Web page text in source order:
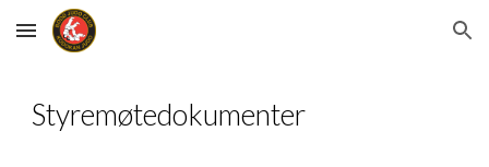
Skip to main content Skip to navigation
Styremøtedokumenter